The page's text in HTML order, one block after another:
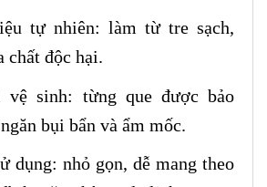
tự nhiên: làm từ tre sạch,
chất độc hại.
vệ sinh: từng que được bảo
bụi bẩn và ẩm mốc.
dụng: nhỏ gọn, dễ mang theo